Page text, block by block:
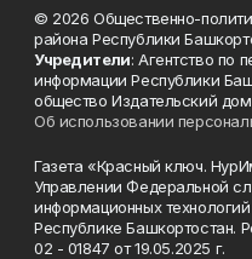
© 2026 Общественно-
района Республики
Учредители: Агентство по
информации Республики
общество Издательский
Об использовании
Газета «Красный ключ.
Управлении Федеральной
информационных
Республике Башкортостан.
02 - 01847 от 19.05.2025 г.